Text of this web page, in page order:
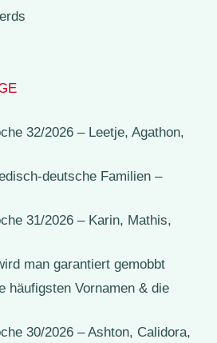
32/2026 – Leetje, Agathon,
deutsche Familien –
31/2026 – Karin, Mathis,
man garantiert gemobbt
häufigsten Vornamen & die
30/2026 – Ashton, Calidora,